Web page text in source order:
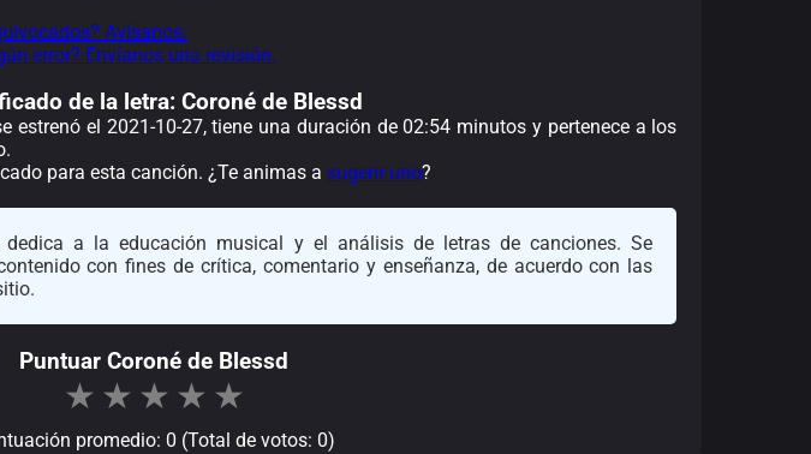
Avísanos.
error? Envíanos una revisión.
de la letra: Coroné de Blessd
estrenó el 2021-10-27, tiene una duración de 02:54 minutos y pertenece a los
para esta canción. ¿Te animas a sugerir uno?
dedica a la educación musical y el análisis de letras de canciones. Se
con fines de crítica, comentario y enseñanza, de acuerdo con las
Puntuar Coroné de Blessd
★ ★ ★ ★ ★
promedio: 0 (Total de votos: 0)